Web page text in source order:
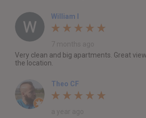
William I
Very clean and big apartments. Great
the location.
Theo CF